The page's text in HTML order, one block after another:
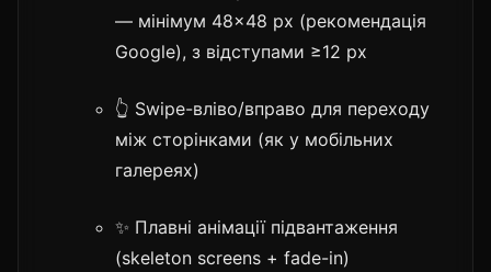
— мінімум 48×48 px (рекомендація
Google), з відступами ≥12 px
👆 Swipe-вліво/вправо для переходу
між сторінками (як у мобільних
галереях)
✨ Плавні анімації підвантаження
(skeleton screens + fade-in)